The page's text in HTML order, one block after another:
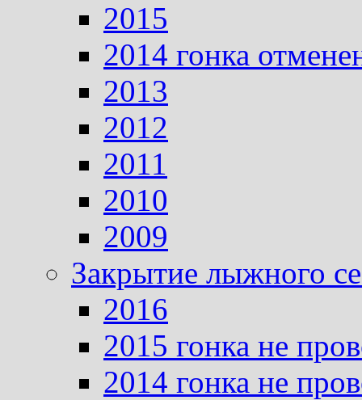
2015
2014 гонка
2013
2012
2011
2010
2009
Закрытие лыжного
2016
2015 гонка не
2014 гонка не